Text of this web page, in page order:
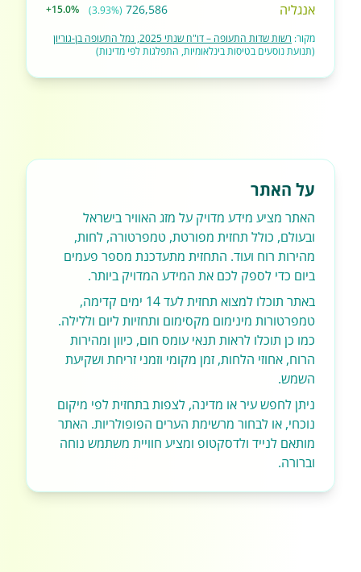
אנגליה 726,586
(3.93%)
+15.0%
מקור: רשות שדות התעופה – דו"ח שנתי 2025, נמל התעופה בן-גוריון
(תנועת נוסעים בטיסות בינלאומיות, התפלגות לפי מדינות)
על האתר
האתר מציע מידע מדויק על מזג האוויר בישראל
ובעולם, כולל תחזית מפורטת, טמפרטורה, לחות,
מהירות רוח ועוד. התחזית מתעדכנת מספר פעמים
ביום כדי לספק לכם את המידע המדויק ביותר.
באתר תוכלו למצוא תחזית לעד 14 ימים קדימה,
טמפרטורות מינימום מקסימום ותחזיות ליום וללילה.
כמו כן תוכלו לראות תנאי עומס חום, כיוון ומהירות
הרוח, אחוזי הלחות, זמן מקומי וזמני זריחת ושקיעת
השמש.
ניתן לחפש עיר או מדינה, לצפות בתחזית לפי מיקום
נוכחי, או לבחור מרשימת הערים הפופולריות. האתר
מותאם לנייד ולדסקטופ ומציע חוויית משתמש נוחה
וברורה.